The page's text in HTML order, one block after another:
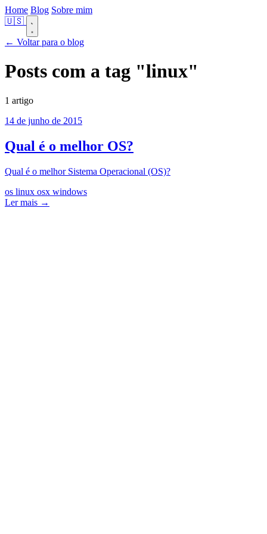
Home Blog Sobre mim
🇺🇸
← Voltar para o blog
Posts com a tag "linux"
1 artigo
14 de junho de 2015
Qual é o melhor OS?
Qual é o melhor Sistema Operacional (OS)?
os linux osx windows
Ler mais →